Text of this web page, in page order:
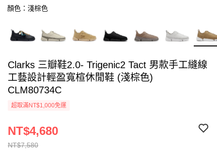
顏色：淺棕色
Clarks 三瓣鞋2.0- Trigenic2 Tact 男款手工縫線
工藝設計輕盈寬楦休閒鞋 (淺棕色)
CLM80734C
超取滿NT$1,000免運
NT$7,580
NT$4,680